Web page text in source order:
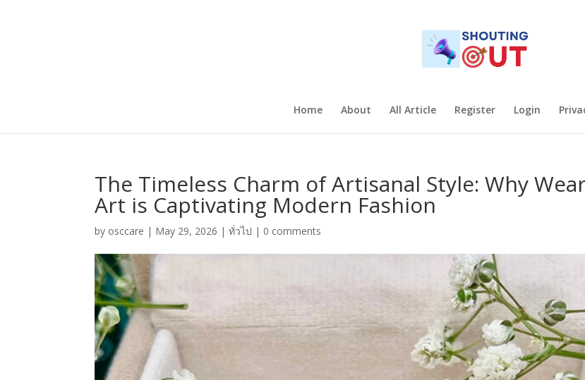
Home About All Article Register Login
The Timeless Charm of Artisanal Style: Why
Art is Captivating Modern Fashion
by osccare | May 29, 2026 |ทั่วไป | 0 comments